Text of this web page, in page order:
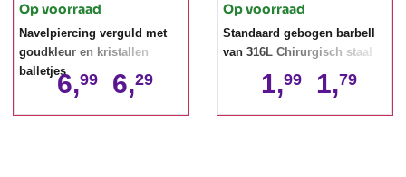
Op voorraad
Navelpiercing verguld met
goudkleur en kristallen
balletjes
6,99 6,29
Op voorraad
Standaard gebogen barbell
van 316L Chirurgisch staal
1,99 1,79